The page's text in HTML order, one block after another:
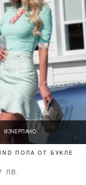
ИЗЧЕРПАНО
ПОЛА ОТ БУКЛЕ
ЛВ.